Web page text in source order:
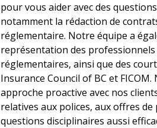
pour vous aider avec des
notamment la rédaction de
réglementaire. Notre équipe a
représentation des professionnels
réglementaires, ainsi que des
Insurance Council of BC et
approche proactive avec nos
relatives aux polices, aux offres
questions disciplinaires aussi